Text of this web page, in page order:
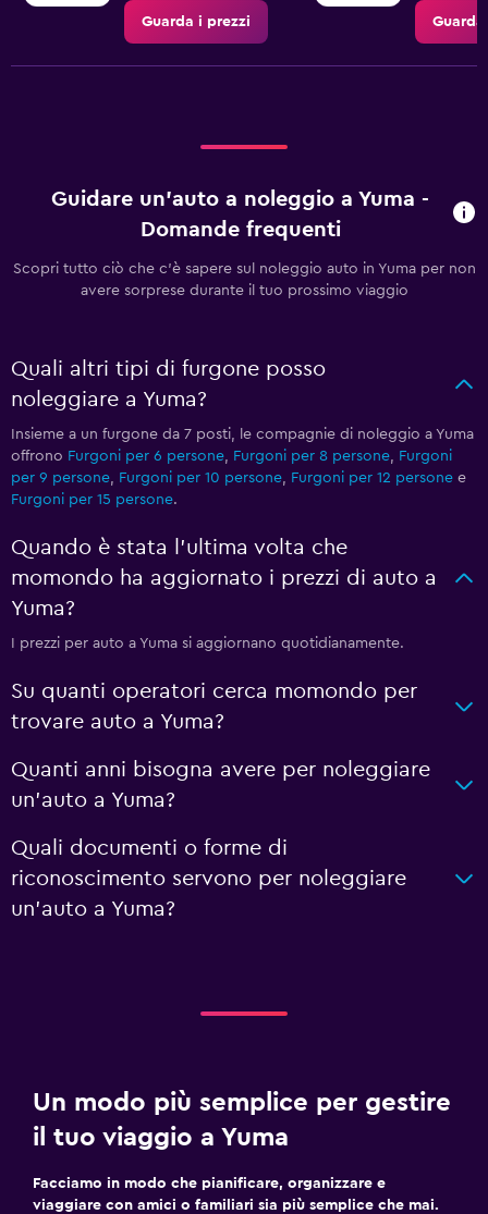
Guarda i prezzi
Guidare un'auto a noleggio a Yuma -
Domande frequenti
Scopri tutto ciò che c'è sapere sul noleggio auto in Yuma per non
avere sorprese durante il tuo prossimo viaggio
Quali altri tipi di furgone posso
noleggiare a Yuma?
Insieme a un furgone da 7 posti, le compagnie di noleggio a Yuma
offrono Furgoni per 6 persone, Furgoni per 8 persone, Furgoni
per 9 persone, Furgoni per 10 persone, Furgoni per 12 persone e
Furgoni per 15 persone.
Quando è stata l'ultima volta che
momondo ha aggiornato i prezzi di auto a
Yuma?
I prezzi per auto a Yuma si aggiornano quotidianamente.
Su quanti operatori cerca momondo per
trovare auto a Yuma?
Quanti anni bisogna avere per noleggiare
un'auto a Yuma?
Quali documenti o forme di
riconoscimento servono per noleggiare
un'auto a Yuma?
Un modo più semplice per gestire
il tuo viaggio a Yuma
Facciamo in modo che pianificare, organizzare e
viaggiare con amici o familiari sia più semplice che mai.